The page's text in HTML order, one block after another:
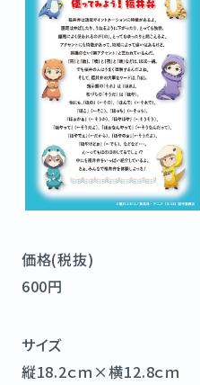
MUSIC
BOOKS
FUKUI × 2.43
FUKUI MAP
価格(税抜)
600円
サイズ
縦18.2ｃｍ×横12.8ｃｍ